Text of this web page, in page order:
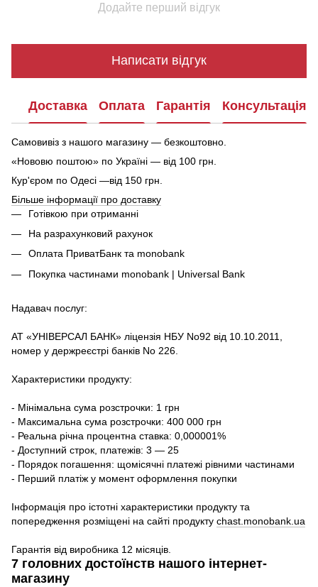
Додайте перший відгук
Написати відгук
Доставка Оплата Гарантія Консультація
Самовивіз з нашого магазину — безкоштовно.
«Нововю поштою» по Україні — від 100 грн.
Кур'єром по Одесі —від 150 грн.
Більше інформації про доставку
Готівкою при отриманні
На разрахунковий рахунок
Оплата ПриватБанк та monobank
Покупка частинами monobank | Universal Bank
Надавач послуг:
АТ «УНІВЕРСАЛ БАНК» ліцензія НБУ No92 від 10.10.2011,
номер у держреєстрі банків No 226.
Характеристики продукту:
- Мінімальна сума розстрочки: 1 грн
- Максимальна сума розстрочки: 400 000 грн
- Реальна річна процентна ставка: 0,000001%
- Доступний строк, платежів: 3 — 25
- Порядок погашення: щомісячні платежі рівними частинами
- Перший платіж у момент оформлення покупки
Інформація про істотні характеристики продукту та
попередження розміщені на сайті продукту chast.monobank.ua
Гарантія від виробника 12 місяців.
7 головних достоїнств нашого інтернет-
магазину